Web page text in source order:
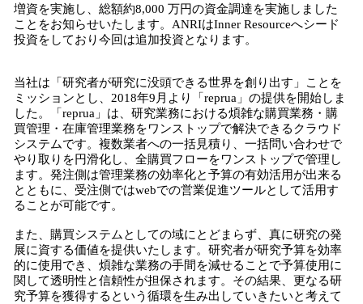
増資を実施し、総額約8,000 万円の資金調達を実施しました
ことをお知らせいたします。ANRIはInner Resourceへシード
投資をしており今回は追加投資となります。
当社は「研究者が研究に没頭できる世界を創り出す」ことを
ミッションとし、2018年9月より「reprua」の提供を開始しま
した。「reprua」は、研究業務における煩雑な購買業務・購
買管理・在庫管理業務をワンストップで解決できるクラウド
システムです。複数業者への一括見積り、一括問い合わせで
やり取りを円滑化し、全購買フローをワンストップで管理し
ます。発注側は管理業務の効率化と予算の有効活用が出来る
とともに、受注側ではwebでの営業促進ツールとして活用す
ることが可能です。
また、購買システムとしての域にとどまらず、真に研究の発
展に資する価値を提供いたします。研究者が研究予算を効率
的に使用でき、煩雑な業務の手間を減せることで予算使用に
関して透明性と信頼性が担保されます。その結果、更なる研
究予算を獲得するという循環を生み出していきたいと考えて